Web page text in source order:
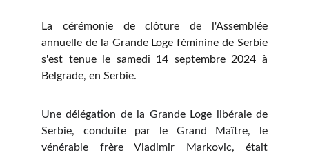
La cérémonie de clôture de l'Assemblée
annuelle de la Grande Loge féminine de Serbie
s'est tenue le samedi 14 septembre 2024 à
Belgrade, en Serbie.
Une délégation de la Grande Loge libérale de
Serbie, conduite par le Grand Maître, le
vénérable frère Vladimir Markovic, était